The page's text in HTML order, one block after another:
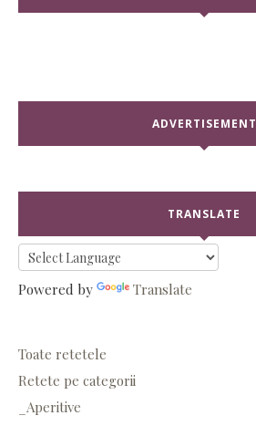
ADVERTISEMENT
TRANSLATE
Powered by Translate
Toate retetele
Retete pe categorii
_Aperitive